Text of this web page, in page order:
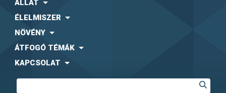
ÁLLAT
ÉLELMISZER
NÖVÉNY
ÁTFOGÓ TÉMÁK
KAPCSOLAT